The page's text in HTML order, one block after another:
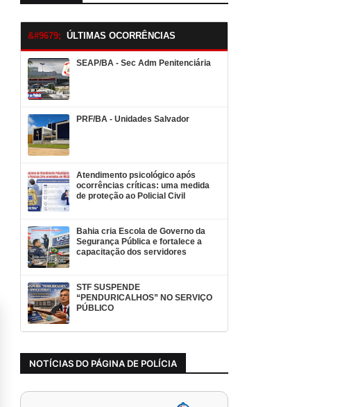
ÚLTIMAS OCORRÊNCIAS
SEAP/BA - Sec Adm Penitenciária
PRF/BA - Unidades Salvador
Atendimento psicológico após
ocorrências críticas: uma medida
de proteção ao Policial Civil
Bahia cria Escola de Governo da
Segurança Pública e fortalece a
capacitação dos servidores
STF SUSPENDE
“PENDURICALHOS” NO SERVIÇO
PÚBLICO
NOTÍCIAS DO PÁGINA DE POLÍCIA